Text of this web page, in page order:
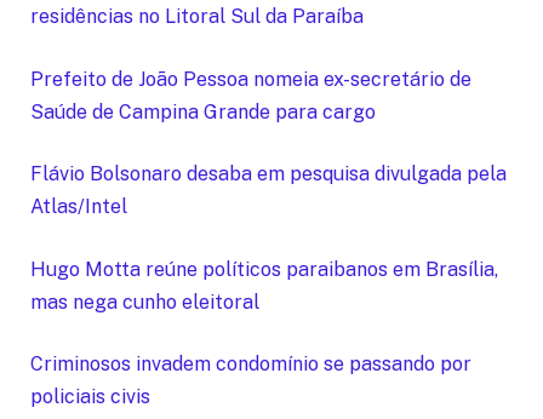
residências no Litoral Sul da Paraíba
Prefeito de João Pessoa nomeia ex-secretário de
Saúde de Campina Grande para cargo
Flávio Bolsonaro desaba em pesquisa divulgada pela
Atlas/Intel
Hugo Motta reúne políticos paraibanos em Brasília,
mas nega cunho eleitoral
Criminosos invadem condomínio se passando por
policiais civis